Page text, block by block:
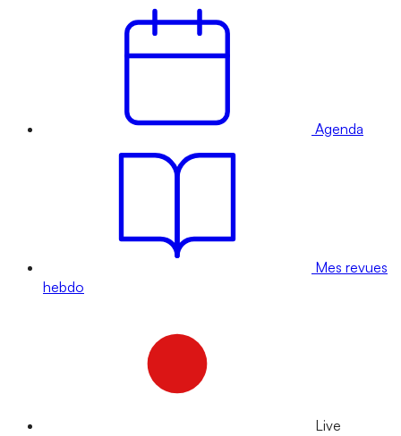
Agenda
Mes revues
hebdo
Live